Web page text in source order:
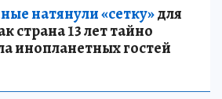
натянули «сетку»для
страна 13 лет тайно
инопланетных гостей